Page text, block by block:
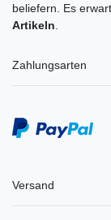
beliefern. Es
Artikeln
Zahlungsarten
Versand